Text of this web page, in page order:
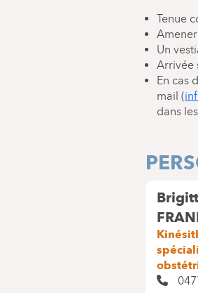
Tenue
Un
Arrivée
En cas
mail (
dans